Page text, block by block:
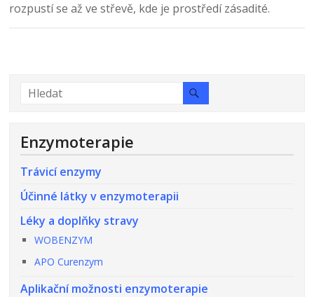
rozpustí se až ve střevě, kde je prostředí zásadité.
Enzymoterapie
Trávicí enzymy
Účinné látky v enzymoterapii
Léky a doplňky stravy
WOBENZYM
APO Curenzym
Aplikační možnosti enzymoterapie